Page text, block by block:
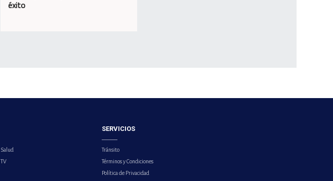
éxito
Salud
TV
SERVICIOS
Tránsito
Términos y Condiciones
Política de Privacidad